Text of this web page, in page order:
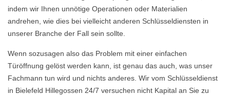
indem wir Ihnen unnötige Operationen oder Materialien
andrehen, wie dies bei vielleicht anderen Schlüsseldiensten in
unserer Branche der Fall sein sollte.
Wenn sozusagen also das Problem mit einer einfachen
Türöffnung gelöst werden kann, ist genau das auch, was unser
Fachmann tun wird und nichts anderes. Wir vom Schlüsseldienst
in Bielefeld Hillegossen 24/7 versuchen nicht Kapital an Sie zu